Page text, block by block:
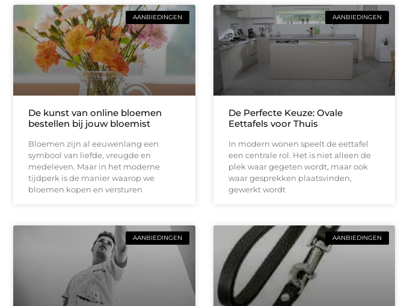
AANBIEDINGEN
De kunst van online bloemen
bestellen bij jouw bloemist
Bloemen zijn al eeuwenlang een
symbool van liefde, vreugde en
medeleven. Maar in het moderne
tijdperk is de manier waarop we
bloemen kopen en versturen
AANBIEDINGEN
De Perfecte Keuze: Ovale
Eettafels voor Thuis
In modern wonen speelt de eettafel
een centrale rol. Het is niet alleen de
plek waar gegeten wordt, maar ook
waar gesprekken plaatsvinden,
gewerkt wordt
AANBIEDINGEN AANBIEDINGEN